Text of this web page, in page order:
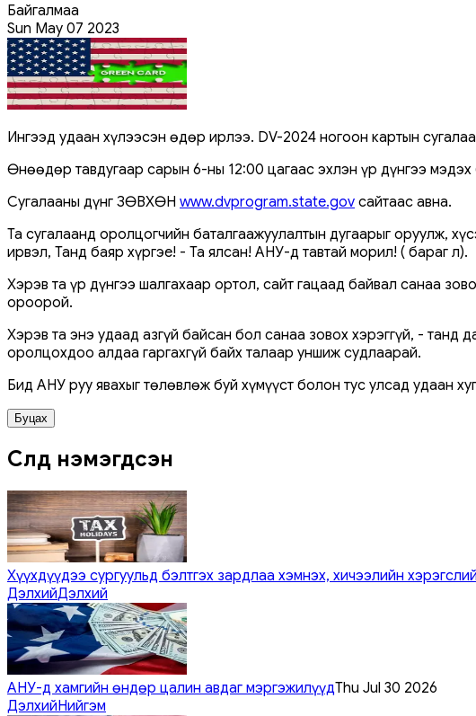
Байгалмаа
Sun May 07 2023
Ингээд удаан хүлээсэн өдөр ирлээ. DV-2024 ногоон картын
Өнөөдөр тавдугаар сарын 6-ны 12:00 цагаас эхлэн үр дүнгээ
Сугалааны дүнг ЗӨВХӨН www.dvprogram.state.gov сайтаас авна.
Та сугалаанд оролцогчийн баталгаажуулалтын дугаарыг оруулж,
ирвэл, Танд баяр хүргэе! - Та ялсан! АНУ-д тавтай морил! ( бараг л).
Хэрэв та үр дүнгээ шалгахаар ортол, сайт гацаад байвал санаа
ороорой.
Хэрэв та энэ удаад азгүй байсан бол санаа зовох хэрэггүй, -
оролцохдоо алдаа гаргахгүй байх талаар уншиж судлаарай.
Бид АНУ руу явахыг төлөвлөж буй хүмүүст болон тус улсад удаан
Буцах
Сүүлд нэмэгдсэн
Хүүхдүүдээ сургуульд бэлтгэх зардлаа хэмнэх, хичээлийн
ДэлхийДэлхий
АНУ-д хамгийн өндөр цалин авдаг мэргэжилүүдThu Jul 30 2026
ДэлхийНийгэм